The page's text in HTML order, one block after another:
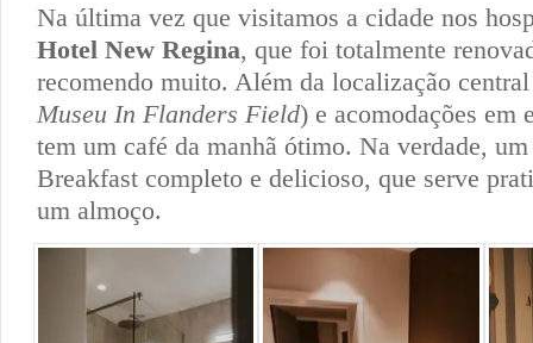
Na última vez que visitamos a cidade nos
Hotel New Regina, que foi totalmente
recomendo muito. Além da localização
Museu In Flanders Field) e acomodações em
tem um café da manhã ótimo. Na verdade,
Breakfast completo e delicioso, que serve
um almoço.